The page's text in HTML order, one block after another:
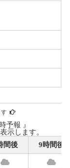
予報 』
示します。
間後 9時間後